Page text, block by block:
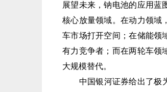
展望未来，钠电池的应用蓝
核心放量领域。在动力领域
车市场打开空间；在储能领
有力竞争者；而在两轮车领
大规模替代。
中国银河证券给出了极为